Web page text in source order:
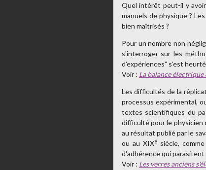
Quel intérêt peut-il y
manuels de physique ?
bien maîtrisés ?
Pour un nombre non
s'interroger sur les
d'expériences" s'est
Voir : La balance
Les difficultés de la
processus expérimental,
textes scientifiques du
difficulté pour le physicien
au résultat publié par le
ou au XIXesiècle,
d'adhérence qui
Voir : Les verres anciens